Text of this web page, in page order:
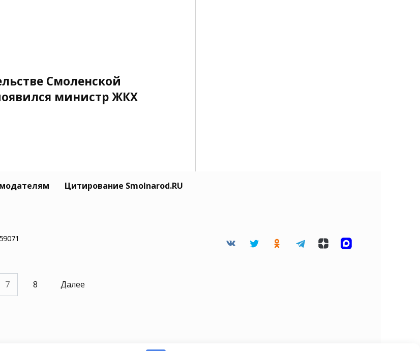
Смоленской
министр ЖКХ
минтрансе
7 8 Далее
Цитирование Smolnarod.RU